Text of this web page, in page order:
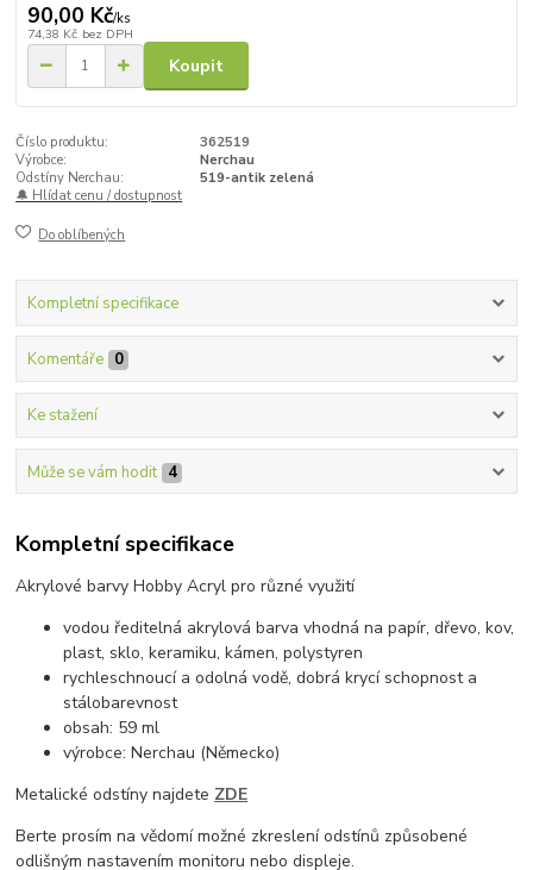
90,00 Kč/ks
74,38 Kč bez DPH
Koupit
Číslo produktu:
362519
Výrobce:
Nerchau
Odstíny Nerchau:
519-antik zelená
🔔 Hlídat cenu / dostupnost
Do oblíbených
Kompletní specifikace
Komentáře 0
Ke stažení
Může se vám hodit 4
Kompletní specifikace
Akrylové barvy Hobby Acryl pro různé využití
vodou ředitelná akrylová barva vhodná na papír, dřevo, kov,
plast, sklo, keramiku, kámen, polystyren
rychleschnoucí a odolná vodě, dobrá krycí schopnost a
stálobarevnost
obsah: 59 ml
výrobce: Nerchau (Německo)
Metalické odstíny najdete ZDE
Berte prosím na vědomí možné zkreslení odstínů způsobené
odlišným nastavením monitoru nebo displeje.